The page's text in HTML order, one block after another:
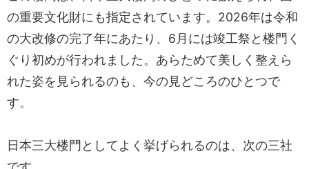
の重要文化財にも指定されています。2026年は令和
の大改修の完了年にあたり、6月には竣工祭と楼門く
ぐり初めが行われました。あらためて美しく整えら
れた姿を見られるのも、今の見どころのひとつで
す。
日本三大楼門としてよく挙げられるのは、次の三社